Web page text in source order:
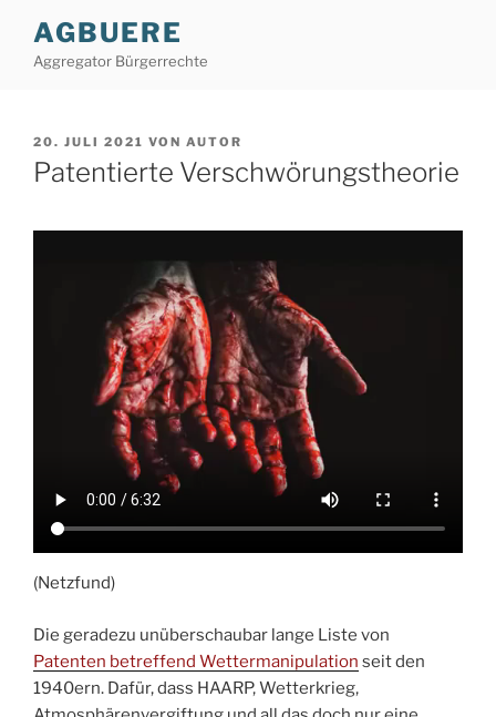
Inhalt
springen
AGBUERE
Aggregator Bürgerrechte
VERÖFFENTLICHT
AM
20. JULI 2021 VON AUTOR
Patentierte Verschwörungstheorie
(Netzfund)
Die geradezu unüberschaubar lange Liste von
Patenten betreffend Wettermanipulation seit den
1940ern. Dafür, dass HAARP, Wetterkrieg,